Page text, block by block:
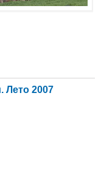
Лето 2007